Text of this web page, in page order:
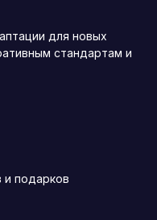
для новых
стандартам и
и подарков